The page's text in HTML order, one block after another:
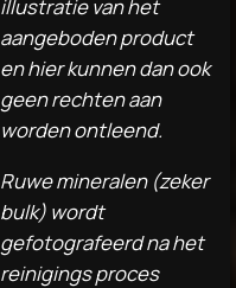
illustratie van het
aangeboden product
en hier kunnen dan ook
geen rechten aan
worden ontleend.
Ruwe mineralen (zeker
bulk) wordt
gefotografeerd na het
reinigings proces